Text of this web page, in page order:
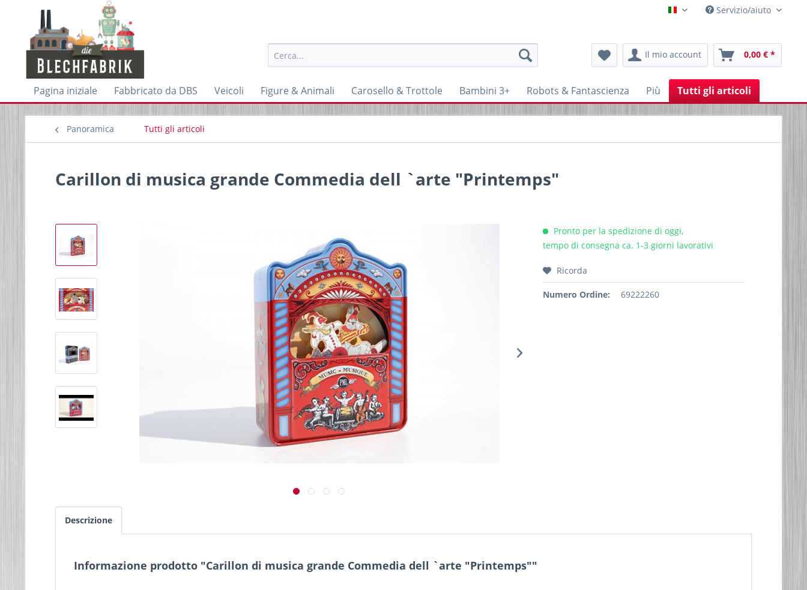
ItalienischServizio/aiuto
Il mio account 0,00 € *
Pagina iniziale Fabbricato da DBS Veicoli Figure & Animali Carosello & Trottole Bambini 3+ Robots & Fantascienza Più Tutti gli articoli
Panoramica Tutti gli articoli
Carillon di musica grande Commedia dell `arte "Printemps"
Pronto per la spedizione di oggi,
tempo di consegna ca. 1-3 giorni lavorativi
Ricorda
Numero Ordine: 69222260
Descrizione
Informazione prodotto "Carillon di musica grande Commedia dell `arte "Printemps""